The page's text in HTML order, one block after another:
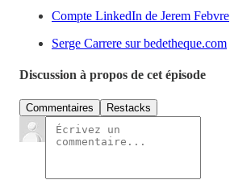
Compte LinkedIn de Jerem Febvre
Serge Carrere sur bedetheque.com
Discussion à propos de cet épisode
Commentaires Restacks